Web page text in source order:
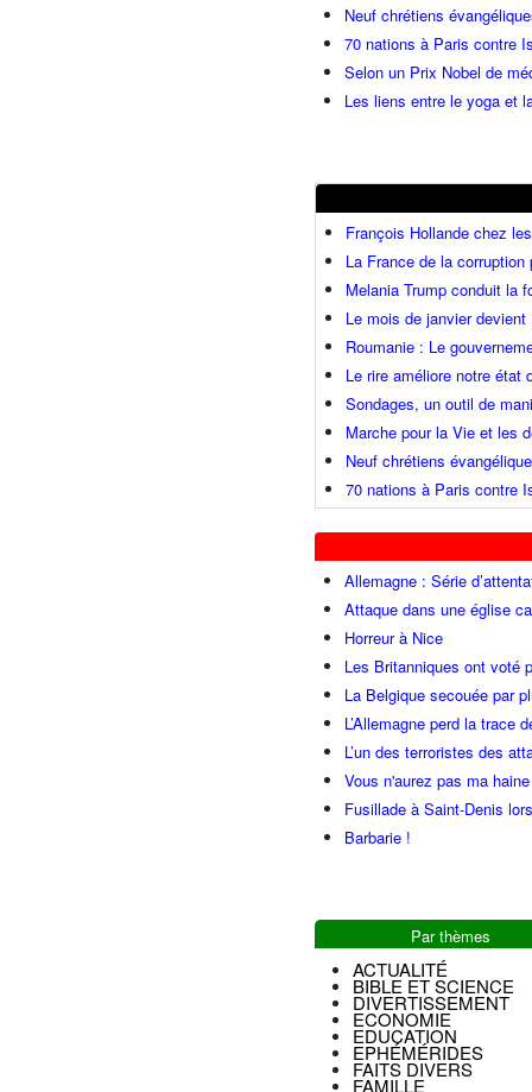
Neuf chrétiens
70 nations à Paris contre
Selon un Prix Nobel de
Les liens entre le yoga et
François Hollande chez
La France de la
Melania Trump conduit la
Le mois de janvier
Roumanie : Le
Le rire améliore notre état
Sondages, un outil de
Marche pour la Vie et les
Neuf chrétiens
70 nations à Paris contre
Allemagne : Série
Attaque dans une église
Horreur à Nice
Les Britanniques ont voté
La Belgique secouée par
L’Allemagne perd la trace
L’un des terroristes des
Vous n'aurez pas ma haine
Fusillade à Saint-Denis
Barbarie !
Par thèmes
ACTUALITÉ
BIBLE ET SCIENCE
DIVERTISSEMENT
ECONOMIE
EDUCATION
EPHÉMÉRIDES
FAITS DIVERS
FAMILLE